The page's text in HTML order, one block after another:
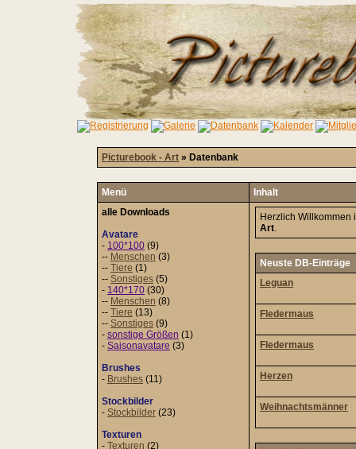
Picturebook - Art » Datenbank
Menü
Inhalt
alle Downloads
Avatare
- 100*100 (9)
-- Menschen (3)
-- Tiere (1)
-- Sonstiges (5)
- 140*170 (30)
-- Menschen (8)
-- Tiere (13)
-- Sonstiges (9)
- sonstige Größen (1)
- Saisonavatare (3)
Brushes
- Brushes (11)
Stockbilder
- Stockbilder (23)
Texturen
- Texturen (2)
Herzlich
Art.
Neuste DB-Einträge
Leguan
Fledermaus
Fledermaus
Herzen
Weihnachtsmänner